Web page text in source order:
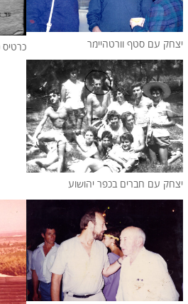
יצחק עם סטף וורטהיימר
יצחק עם חברים בכפר יהושוע